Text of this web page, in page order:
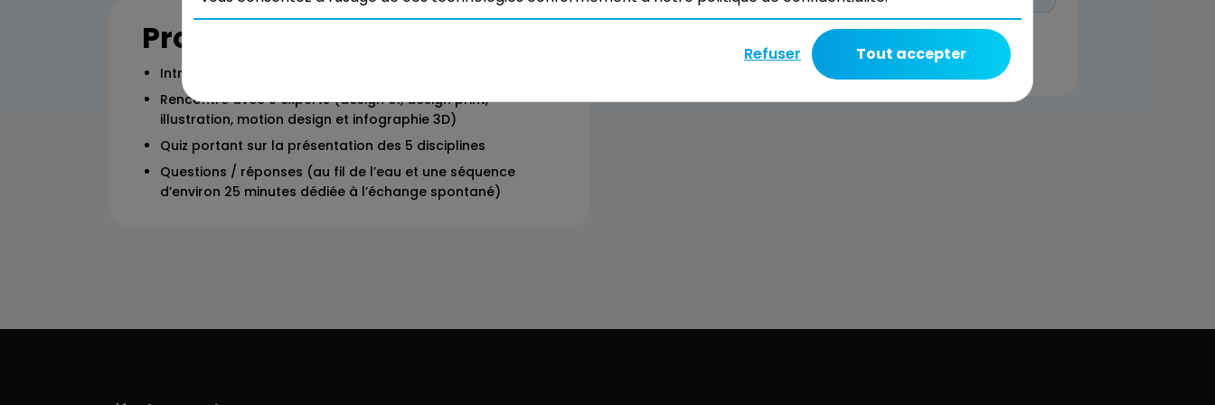
Programme
Introduction au design graphique
Rencontre avec 5 experts (design UI, design print,
illustration, motion design et infographie 3D)
Quiz portant sur la présentation des 5 disciplines
Questions / réponses (au fil de l’eau et une séquence
d’environ 25 minutes dédiée à l’échange spontané)
Refuser Tout accepter